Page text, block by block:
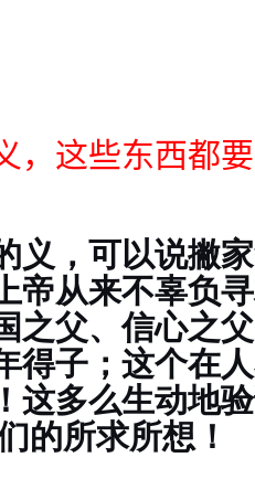
这些东西都要
义，可以说撇
帝从来不辜负
之父、信心之
得子；这个在
这多么生动地
的所求所想！